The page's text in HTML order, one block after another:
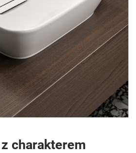
charakterem